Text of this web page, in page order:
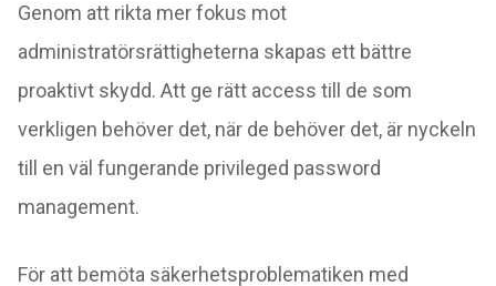
Genom att rikta mer fokus mot
administratörsrättigheterna skapas ett bättre
proaktivt skydd. Att ge rätt access till de som
verkligen behöver det, när de behöver det, är nyckeln
till en väl fungerande privileged password
management.
För att bemöta säkerhetsproblematiken med